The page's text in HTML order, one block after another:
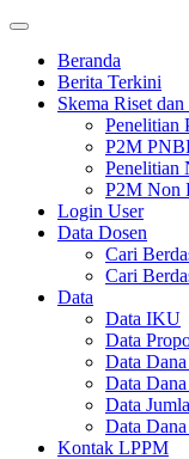
Beranda
Berita Terkini
Skema Riset
Penelitian
P2M
Penelitian
P2M Non
Login User
Data Dosen
Cari
Cari
Data
Data IKU
Data
Data
Data
Data
Data
Kontak LPPM